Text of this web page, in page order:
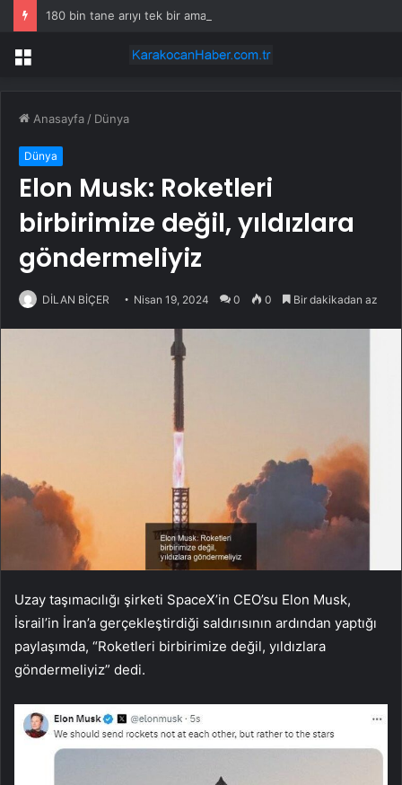
180 bin tane arıyı tek bir amaç doğaya saldılar
Menü
Anasayfa / Dünya
Dünya
Elon Musk: Roketleri
birbirimize değil, yıldızlara
göndermeliyiz
DİLAN BİÇER Nisan 19, 2024 0 0 Bir dakikadan az
Uzay taşımacılığı şirketi SpaceX’in CEO’su Elon Musk,
İsrail’in İran’a gerçekleştirdiği saldırısının ardından yaptığı
paylaşımda, “Roketleri birbirimize değil, yıldızlara
göndermeliyiz” dedi.